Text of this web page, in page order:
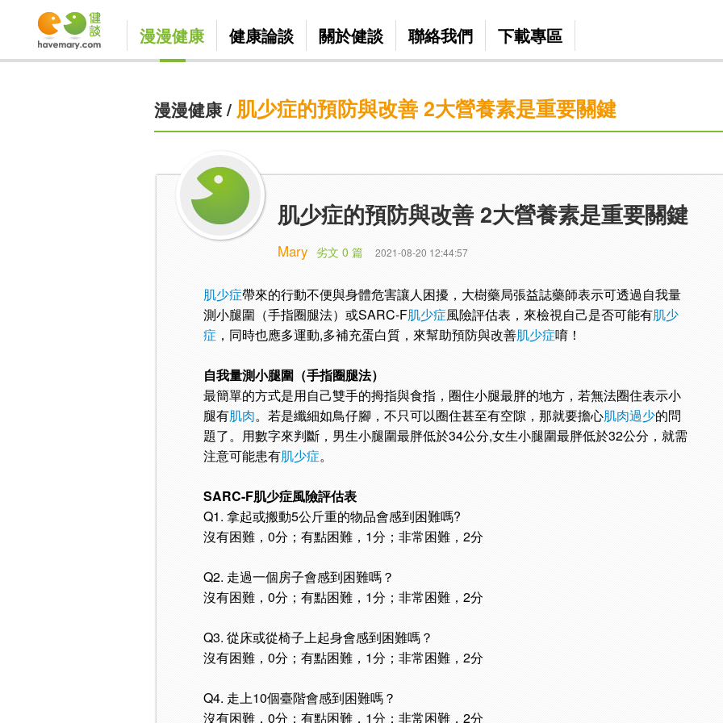
漫漫健康 健康論談 關於健談 聯絡我們 下載專區
漫漫健康/ 肌少症的預防與改善 2大營養素是重要關鍵
肌少症的預防與改善 2大營養素是重要關鍵
Mary 劣文 0 篇 2021-08-20 12:44:57
肌少症帶來的行動不便與身體危害讓人困擾，大樹藥局張益誌藥師表示可透過自我量
測小腿圍（手指圈腿法）或SARC-F肌少症風險評估表，來檢視自己是否可能有肌少
症 ，同時也應多運動,多補充蛋白質，來幫助預防與改善肌少症唷！
自我量測小腿圍（手指圈腿法）
最簡單的方式是用自己雙手的拇指與食指，圈住小腿最胖的地方，若無法圈住表示小
腿有肌肉。若是纖細如鳥仔腳，不只可以圈住甚至有空隙，那就要擔心肌肉過少的問
題了。用數字來判斷，男生小腿圍最胖低於34公分,女生小腿圍最胖低於32公分，就需
注意可能患有肌少症。
SARC-F肌少症風險評估表
Q1. 拿起或搬動5公斤重的物品會感到困難嗎?
沒有困難，0分；有點困難，1分；非常困難，2分
Q2. 走過一個房子會感到困難嗎？
沒有困難，0分；有點困難，1分；非常困難，2分
Q3. 從床或從椅子上起身會感到困難嗎？
沒有困難，0分；有點困難，1分；非常困難，2分
Q4. 走上10個臺階會感到困難嗎？
沒有困難，0分；有點困難，1分；非常困難，2分